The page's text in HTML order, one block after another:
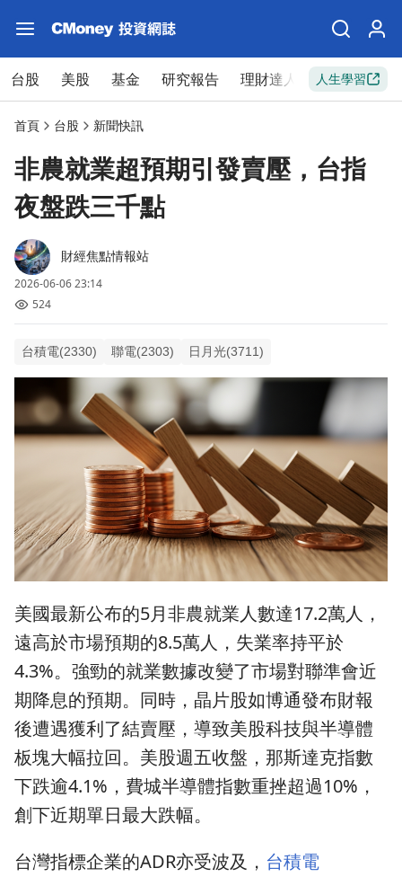
台股 美股 基金 研究報告 理財達人 新手入門
人生學習
首頁 台股 新聞快訊
非農就業超預期引發賣壓，台指
夜盤跌三千點
財經焦點情報站
2026-06-06 23:14
524
台積電(2330) 聯電(2303) 日月光(3711)
美國最新公布的5月非農就業人數達17.2萬人，
遠高於市場預期的8.5萬人，失業率持平於
4.3%。強勁的就業數據改變了市場對聯準會近
期降息的預期。同時，晶片股如博通發布財報
後遭遇獲利了結賣壓，導致美股科技與半導體
板塊大幅拉回。美股週五收盤，那斯達克指數
下跌逾4.1%，費城半導體指數重挫超過10%，
創下近期單日最大跌幅。
台灣指標企業的ADR亦受波及， 台積電